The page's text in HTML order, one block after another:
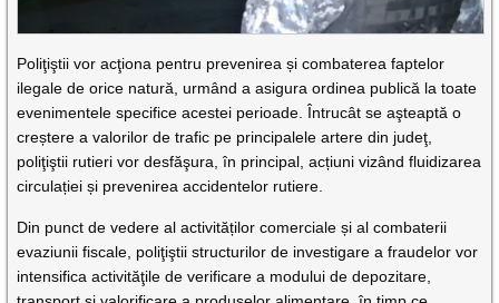
Poliţiştii vor acţiona pentru prevenirea și combaterea faptelor
ilegale de orice natură, urmând a asigura ordinea publică la toate
evenimentele specifice acestei perioade. Întrucât se aşteaptă o
creștere a valorilor de trafic pe principalele artere din judeţ,
poliţiştii rutieri vor desfăşura, în principal, acțiuni vizând fluidizarea
circulației și prevenirea accidentelor rutiere.
Din punct de vedere al activităților comerciale și al combaterii
evaziunii fiscale, poliţiştii structurilor de investigare a fraudelor vor
intensifica activităţile de verificare a modului de depozitare,